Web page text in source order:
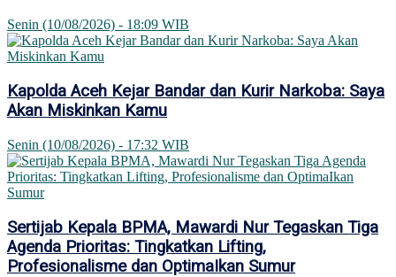
Senin (10/08/2026) - 18:09 WIB
Kapolda Aceh Kejar Bandar dan Kurir Narkoba: Saya
Akan Miskinkan Kamu
Senin (10/08/2026) - 17:32 WIB
Sertijab Kepala BPMA, Mawardi Nur Tegaskan Tiga
Agenda Prioritas: Tingkatkan Lifting,
Profesionalisme dan OptimaIkan Sumur